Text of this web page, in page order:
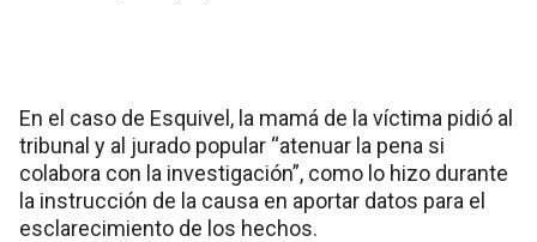
En el caso de Esquivel, la mamá de la víctima pidió al
tribunal y al jurado popular “atenuar la pena si
colabora con la investigación”, como lo hizo durante
la instrucción de la causa en aportar datos para el
esclarecimiento de los hechos.